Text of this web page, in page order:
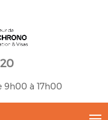
9h00 à 17h00